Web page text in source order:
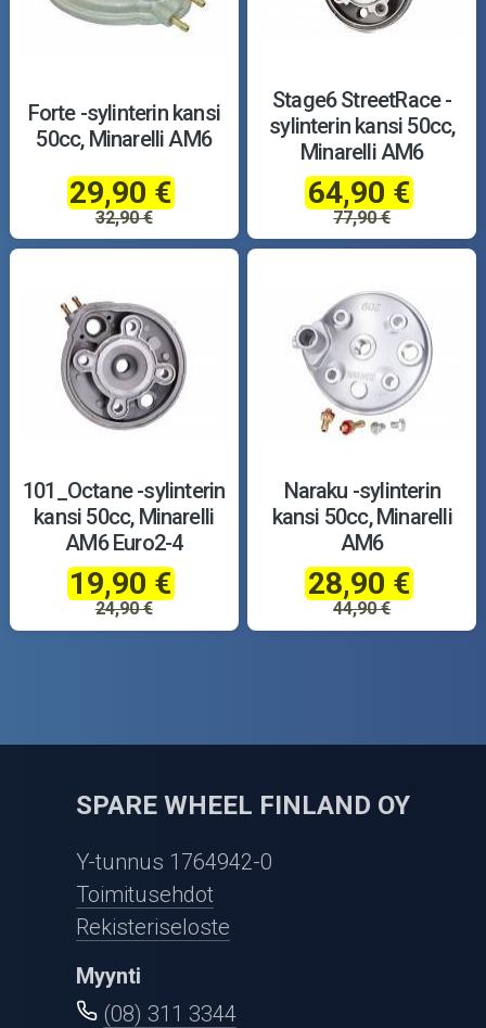
Forte -sylinterin kansi
50cc, Minarelli AM6
29,90 €
32,90 €
Stage6 StreetRace -
sylinterin kansi 50cc,
Minarelli AM6
64,90 €
77,90 €
101_Octane -sylinterin
kansi 50cc, Minarelli
AM6 Euro2-4
19,90 €
24,90 €
Naraku -sylinterin
kansi 50cc, Minarelli
AM6
28,90 €
44,90 €
SPARE WHEEL FINLAND OY
Y-tunnus 1764942-0
Toimitusehdot
Rekisteriseloste
Myynti
(08) 311 3344